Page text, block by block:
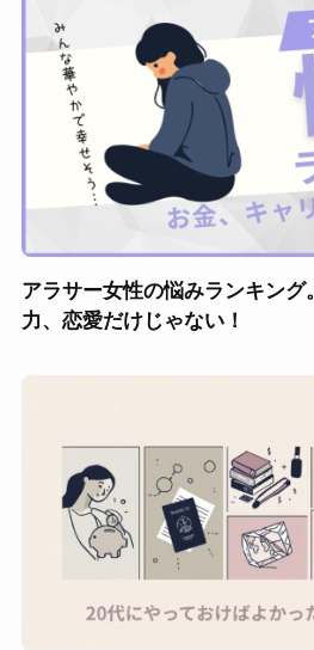
アラサー女性の悩みランキン
力、恋愛だけじゃない！